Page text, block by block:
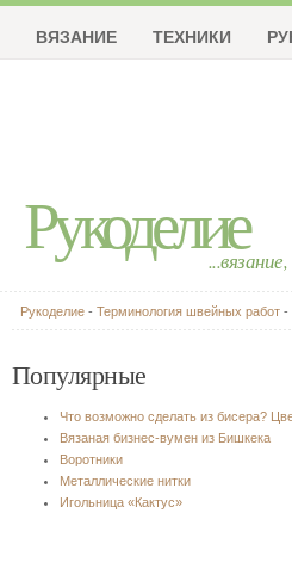
Рукоделие
ВЯЗАНИЕ ТЕХНИКИ
Рукоделие - Терминология швейных работ -
Популярные
Что возможно сделать из бисера?
Вязаная бизнес-вумен из Бишкека
Воротники
Металлические нитки
Игольница «Кактус»